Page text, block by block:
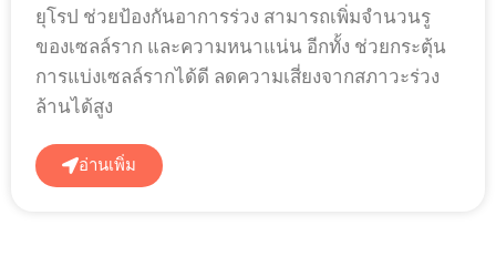
ยุโรป ช่วยป้องกันอาการร่วง สามารถเพิ่มจำนวนรู
ของเซลล์ราก และความหนาแน่น อีกทั้ง ช่วยกระตุ้น
การแบ่งเซลล์รากได้ดี ลดความเสี่ยงจากสภาวะร่วง
ล้านได้สูง
อ่านเพิ่ม